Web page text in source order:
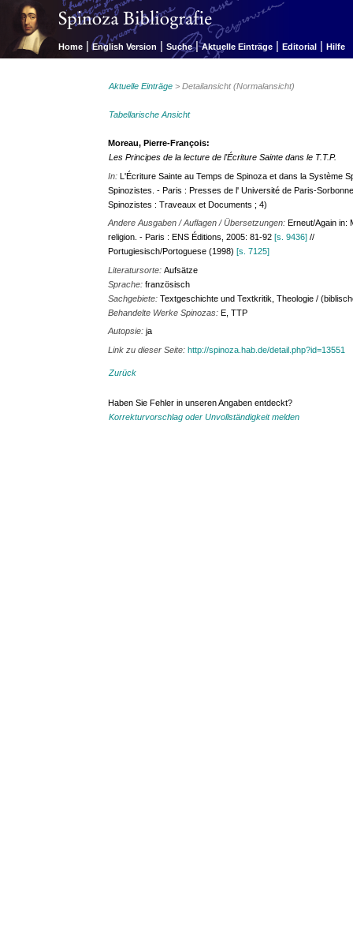
Home | English Version | Suche | Aktuelle Einträge | Editorial | Hilfe
Aktuelle Einträge > Detailansicht (Normalansicht)
Tabellarische Ansicht
Moreau, Pierre-François:
Les Principes de la lecture de l'Écriture Sainte dans le T.T.P.
In:L'Écriture Sainte au Temps de Spinoza et dans la Système
Spinozistes. - Paris : Presses de l' Université de Paris-
Spinozistes : Traveaux et Documents ; 4)
Andere Ausgaben / Auflagen / Übersetzungen:Erneut/Again in:
religion. - Paris : ENS Éditions, 2005: 81-92[s. 9436] //
Portugiesisch/Portoguese (1998)[s. 7125]
Literatursorte:Aufsätze
Sprache:französisch
Sachgebiete:Textgeschichte und Textkritik, Theologie /
Behandelte Werke Spinozas:E, TTP
Autopsie:ja
Link zu dieser Seite:http://spinoza.hab.de/detail.php?id=13551
Zurück
Haben Sie Fehler in unseren Angaben entdeckt?
Korrekturvorschlag oder Unvollständigkeit melden